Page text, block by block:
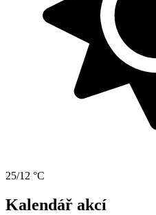
25/12 °C
Kalendář akcí